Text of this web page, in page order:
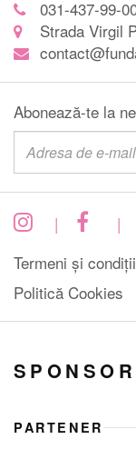
031-437-99-
Strada Virgil
Abonează-te la
| |
Termeni și
Politică Cookies
PARTENER